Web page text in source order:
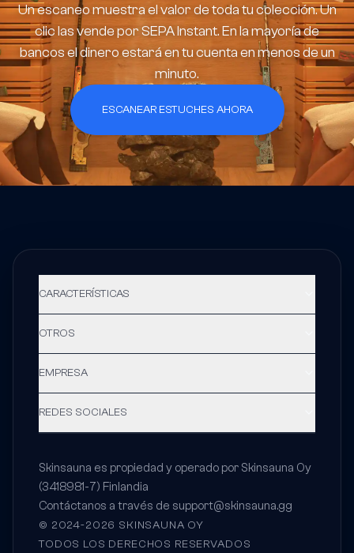
Un escaneo muestra el valor de toda tu colección. Un
clic las vende por SEPA Instant. En la mayoría de
bancos el dinero estará en tu cuenta en menos de un
minuto.
ESCANEAR ESTUCHES AHORA
CARACTERÍSTICAS
OTROS
EMPRESA
REDES SOCIALES
Skinsauna es propiedad y operado por Skinsauna Oy
(3418981-7) Finlandia
Contáctanos a través de support@skinsauna.gg
© 2024-2026 SKINSAUNA OY
TODOS LOS DERECHOS RESERVADOS